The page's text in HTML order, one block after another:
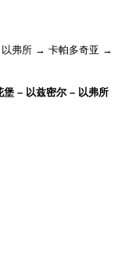
弗所 → 卡帕多奇亚 →
堡 – 以兹密尔 – 以弗所